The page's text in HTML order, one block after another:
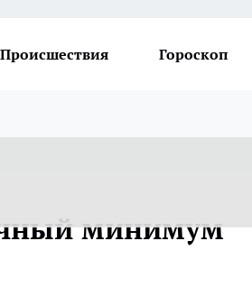
Происшествия Гороскоп
минимум